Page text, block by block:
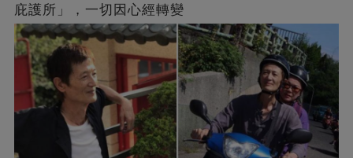
庇護所」，一切因心經轉變